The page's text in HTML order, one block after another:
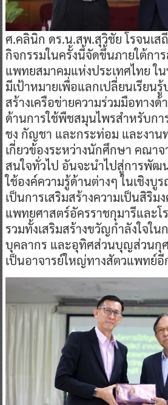
ศ.คลินิก ดร.น.สพ.สุวิชัย โรจนเส
กิจกรรมในครั้งนี้จัดขึ้นภายใต้กา
แพทยสมาคมแห่งประเทศไทย ใ
มีเป้าหมายเพื่อแลกเปลี่ยนเรียน
สร้างเครือข่ายความร่วมมือทางด้
ด้านการใช้พืชสมุนไพรสำหรับกา
ชง กัญชา และกระท่อม และงาน
เกี่ยวข้องระหว่างนักศึกษา คณา
สนใจทั่วไป อันจะนำไปสู่การพัฒ
ใช้องค์ความรู้ด้านต่างๆ ในเชิงบู
เป็นการเสริมสร้างความเป็นสิริ
แพทยศาสตร์อัครราชกุมารีและโ
รวมทั้งเสริมสร้างขวัญกำลังใจใน
บุคลากร และอุทิศส่วนบุญส่วนกุ
เป็นอาจารย์ใหญ่ทางสัตวแพทย์อี